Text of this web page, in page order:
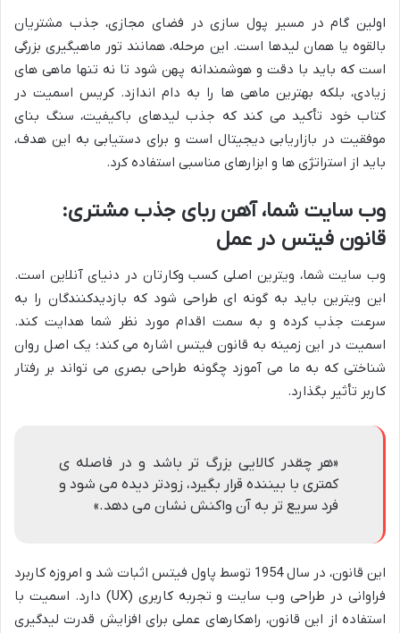
اولین گام در مسیر پول سازی در فضای مجازی، جذب مشتریان
بالقوه یا همان لیدها است. این مرحله، همانند تور ماهیگیری بزرگی
است که باید با دقت و هوشمندانه پهن شود تا نه تنها ماهی های
زیادی، بلکه بهترین ماهی ها را به دام اندازد. کریس اسمیت در
کتاب خود تأکید می کند که جذب لیدهای باکیفیت، سنگ بنای
موفقیت در بازاریابی دیجیتال است و برای دستیابی به این هدف،
باید از استراتژی ها و ابزارهای مناسبی استفاده کرد.
وب سایت شما، آهن ربای جذب مشتری:
قانون فیتس در عمل
وب سایت شما، ویترین اصلی کسب وکارتان در دنیای آنلاین است.
این ویترین باید به گونه ای طراحی شود که بازدیدکنندگان را به
سرعت جذب کرده و به سمت اقدام مورد نظر شما هدایت کند.
اسمیت در این زمینه به قانون فیتس اشاره می کند؛ یک اصل روان
شناختی که به ما می آموزد چگونه طراحی بصری می تواند بر رفتار
کاربر تأثیر بگذارد.
«هر چقدر کالایی بزرگ تر باشد و در فاصله ی
کمتری با بیننده قرار بگیرد، زودتر دیده می شود و
فرد سریع تر به آن واکنش نشان می دهد.»
این قانون، در سال 1954 توسط پاول فیتس اثبات شد و امروزه کاربرد
فراوانی در طراحی وب سایت و تجربه کاربری (UX) دارد. اسمیت با
استفاده از این قانون، راهکارهای عملی برای افزایش قدرت لیدگیری